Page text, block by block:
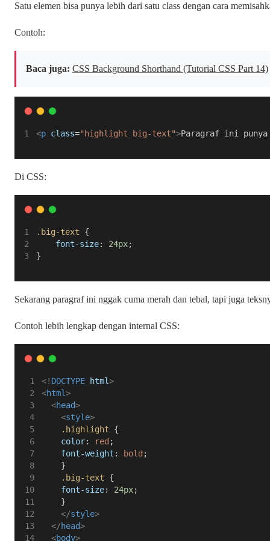
Satu elemen bisa punya lebih dari satu class dengan cara
Contoh:
Baca juga: CSS Background Shorthand (Tutorial CSS Part 14)
<p class="highlight big-text">Paragraf ini
Di CSS:
.big-text {
font-size: 24px;
}
Sekarang paragraf ini nggak cuma merah dan tebal, tapi juga
Contoh lebih lengkap dengan internal CSS:
<! DOCTYPE html>
<html>
<head>
<style>
.highlight {
color: red ;
font-weight : bold ;
    }
.big-text {
font-size: 24px;
    }
</style>
</head>
<body>